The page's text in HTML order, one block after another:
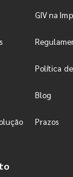
GIV na
Política
Blog
Prazos